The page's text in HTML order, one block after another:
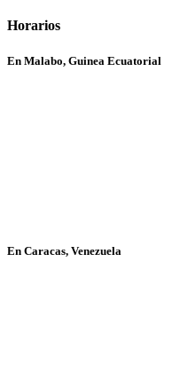
Horarios
En Malabo, Guinea Ecuatorial
En Caracas, Venezuela